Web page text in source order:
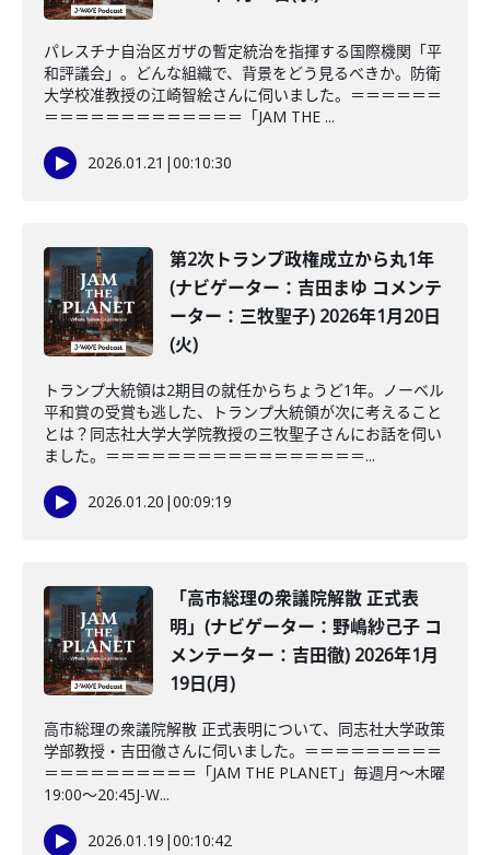
パレスチナ自治区ガザの暫定統治を指揮する国際機関「平
和評議会」。どんな組織で、背景をどう見るべきか。防衛
大学校准教授の江崎智絵さんに伺いました。＝＝＝＝＝＝
＝＝＝＝＝＝＝＝＝＝＝＝＝「JAM THE ...
2026.01.21 |00:10:30
第2次トランプ政権成立から丸1年
(ナビゲーター：吉田まゆ コメンテ
ーター：三牧聖子) 2026年1月20日
(火)
トランプ大統領は2期目の就任からちょうど1年。ノーベル
平和賞の受賞も逃した、トランプ大統領が次に考えること
とは？同志社大学大学院教授の三牧聖子さんにお話を伺い
ました。＝＝＝＝＝＝＝＝＝＝＝＝＝＝＝＝＝...
2026.01.20 |00:09:19
「高市総理の衆議院解散 正式表
明」(ナビゲーター：野嶋紗己子 コ
メンテーター：吉田徹) 2026年1月
19日(月)
高市総理の衆議院解散 正式表明について、同志社大学政策
学部教授・吉田徹さんに伺いました。＝＝＝＝＝＝＝＝＝
＝＝＝＝＝＝＝＝＝＝「JAM THE PLANET」毎週月～木曜
19:00～20:45J-W...
2026.01.19 |00:10:42